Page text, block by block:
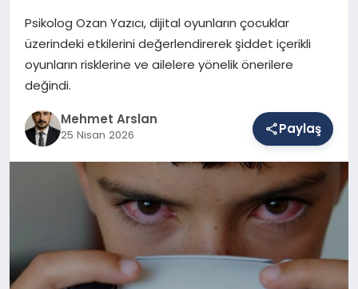
SAĞLIK
EĞITIM
YAŞAM
Psikolog Ozan Yazıcı, dijital oyunların çocuklar
üzerindeki etkilerini değerlendirerek şiddet içerikli
oyunların risklerine ve ailelere yönelik önerilere
değindi.
Mehmet Arslan
25 Nisan 2026 Paylaş